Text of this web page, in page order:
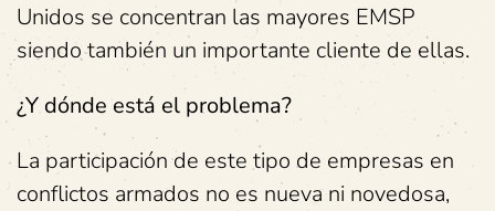
Unidos se concentran las mayores EMSP
siendo también un importante cliente de ellas.
¿Y dónde está el problema?
La participación de este tipo de empresas en
conflictos armados no es nueva ni novedosa,